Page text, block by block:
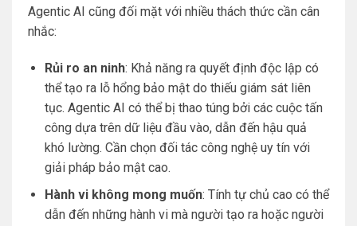
Agentic AI cũng đối mặt với nhiều thách thức cần cân
nhắc:
Rủi ro an ninh: Khả năng ra quyết định độc lập có
thể tạo ra lỗ hổng bảo mật do thiếu giám sát liên
tục. Agentic AI có thể bị thao túng bởi các cuộc tấn
công dựa trên dữ liệu đầu vào, dẫn đến hậu quả
khó lường. Cần chọn đối tác công nghệ uy tín với
giải pháp bảo mật cao.
Hành vi không mong muốn: Tính tự chủ cao có thể
dẫn đến những hành vi mà người tạo ra hoặc người